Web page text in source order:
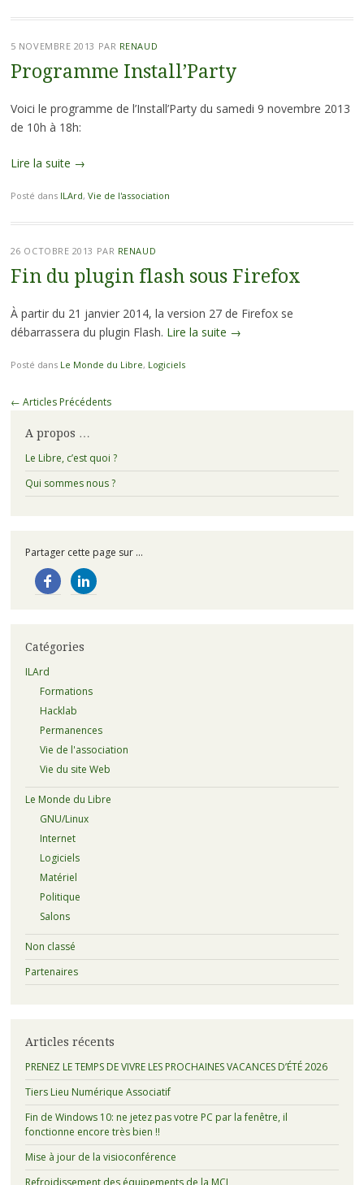
5 NOVEMBRE 2013 PAR RENAUD
Programme Install’Party
Voici le programme de l’Install’Party du samedi 9 novembre 2013
de 10h à 18h:
Lire la suite →
Posté dans ILArd, Vie de l'association
26 OCTOBRE 2013 PAR RENAUD
Fin du plugin flash sous Firefox
À partir du 21 janvier 2014, la version 27 de Firefox se
débarrassera du plugin Flash. Lire la suite →
Posté dans Le Monde du Libre, Logiciels
Navigation
articles
← Articles Précédents
A propos …
Le Libre, c’est quoi ?
Qui sommes nous ?
Partager cette page sur ...
Catégories
ILArd
Formations
Hacklab
Permanences
Vie de l'association
Vie du site Web
Le Monde du Libre
GNU/Linux
Internet
Logiciels
Matériel
Politique
Salons
Non classé
Partenaires
Articles récents
PRENEZ LE TEMPS DE VIVRE LES PROCHAINES VACANCES D’ÉTÉ 2026
Tiers Lieu Numérique Associatif
Fin de Windows 10: ne jetez pas votre PC par la fenêtre, il
fonctionne encore très bien !!
Mise à jour de la visioconférence